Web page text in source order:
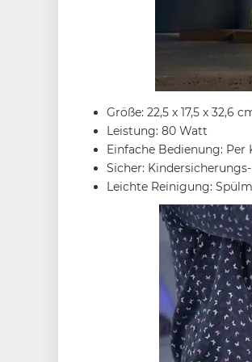
Größe: 22,5 x 17,5 x 32,6
Leistung: 80 Watt
Einfache Bedienung: Per
Sicher:
Leichte Reinigung: